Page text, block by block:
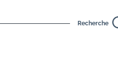
Recherche